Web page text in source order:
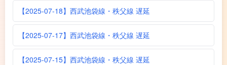
【2025-07-18】西武池袋線・秩父線 遅延
【2025-07-17】西武池袋線・秩父線 遅延
【2025-07-15】西武池袋線・秩父線 遅延